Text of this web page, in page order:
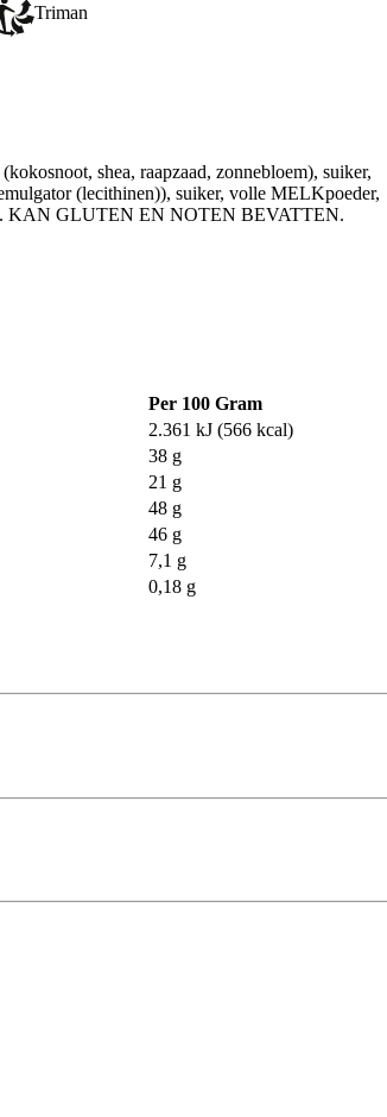
Triman
shea, raapzaad, zonnebloem), suiker,
(lecithinen)), suiker, volle MELKpoeder,
KAN GLUTEN EN NOTEN BEVATTEN.
Per 100 Gram
2.361 kJ (566 kcal)
38 g
21 g
48 g
46 g
7,1 g
0,18 g